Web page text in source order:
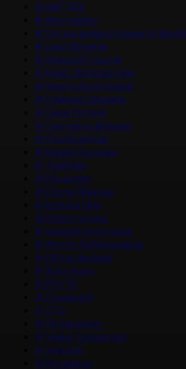
# НМГ ДОК
# Фестивали
# Что мы знаем о планете Земля
# Цикл Великие
#Алексей Гуськов
# Марк Эйдельштейн
# Никита Кологривый
# Главные Сериалы
# Саша Петров
# Смотреть фильмы
# Юра Борисов
# Мария Аронова
# Трейлер
# Рецензия
# После Фишера
# Война и Мир
# Новости кино
#Андрей Золотарев
# Федор Добронравов
# Обзор фильма
# Фонд Кино
# РЕН ТВ
# Домашний
# СТС
# Пятый канал
# Чайка Терешкова
# Невский
# Интервью